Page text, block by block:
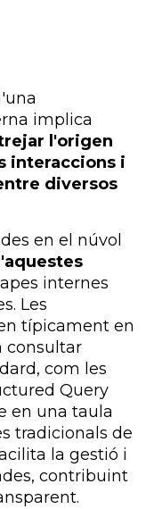
implica
l'origen
interaccions i
diversos
en el núvol
internes
Les
típicament en
consultar
com les
Query
en una taula
tradicionals de
la gestió i
contribuint